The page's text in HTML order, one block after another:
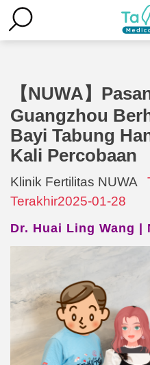
【NUWA】
Guangzhou
Bayi Tabung
Kali Percobaan
Klinik Fertilitas NUWA
Terakhir2025-01-28
Dr. Huai Ling Wang |